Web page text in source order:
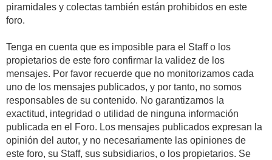
piramidales y colectas también están prohibidos en este
foro.
Tenga en cuenta que es imposible para el Staff o los
propietarios de este foro confirmar la validez de los
mensajes. Por favor recuerde que no monitorizamos cada
uno de los mensajes publicados, y por tanto, no somos
responsables de su contenido. No garantizamos la
exactitud, integridad o utilidad de ninguna información
publicada en el Foro. Los mensajes publicados expresan la
opinión del autor, y no necesariamente las opiniones de
este foro, su Staff, sus subsidiarios, o los propietarios. Se